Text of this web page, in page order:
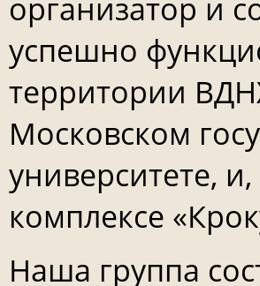
организатор и
успешно
территории
Московском
университете,
комплексе
Наша группа